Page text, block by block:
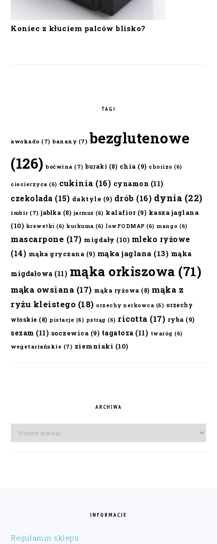
Koniec z kłuciem palców blisko?
TAGI
awokado (7) banany (7) bezglutenowe
(126) boćwina (7) buraki (8) chia (9) chorizo (6)
ciecierzyca (6) cukinia (16) cynamon (11)
czekolada (15) daktyle (9) drób (16) dynia (22)
imbir (7) jabłka (8) jarmuż (6) kalafior(9) kasza jaglana
(10) krewetki (6) kurkuma (6) lowFODMAP (6) mango (6)
mascarpone (17) migdały (10) mleko ryżowe
(14) mąka gryczana (9) mąka jaglana (13) mąka
migdałowa (11) mąka orkiszowa (71)
mąka owsiana (17) mąka ryżowa (8) mąka z
ryżu kleistego (18) orzechy nerkowca (6) orzechy
włoskie (8) pistacje (6) pstrąg (6) ricotta (17) ryba (9)
sezam (11) soczewica (9) tagatoza (11) twaróg (6)
wegetariańskie (7) ziemniaki (10)
ARCHIWA
Archiwa
INFORMACJE
Regulamin sklepu